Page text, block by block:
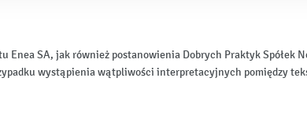
SA, jak również postanowienia Dobrych Praktyk Spółek
wystąpienia wątpliwości interpretacyjnych pomiędzy